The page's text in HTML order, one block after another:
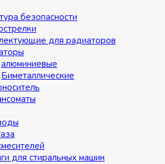
безопасности
для радиаторов
алюминиевые
Биметаллические
для стиральных машин